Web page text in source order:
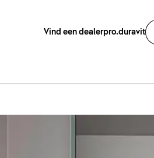
Vind een dealerpro.duravit